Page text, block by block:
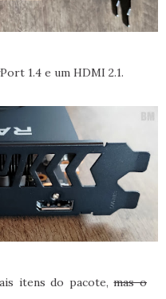
1.4 e um HDMI 2.1.
itens do pacote,mas o